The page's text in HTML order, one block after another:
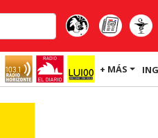
+ MÁS